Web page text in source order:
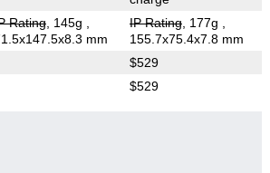
Rating, 145g
mm
IP Rating, 177g
155.7x75.4x7.8 mm
$529
$529